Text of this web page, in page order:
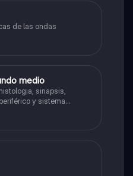
de las ondas
medio
sinapsis,
y sistema